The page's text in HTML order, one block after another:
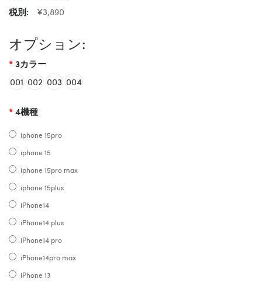
税別:
¥3,890
オプション:
3カラー
001 002 003 004
4機種
iphone 15pro
iphone 15
iphone 15pro max
iphone 15plus
iPhone14
iPhone14 plus
iPhone14 pro
iPhone14pro max
iPhone 13